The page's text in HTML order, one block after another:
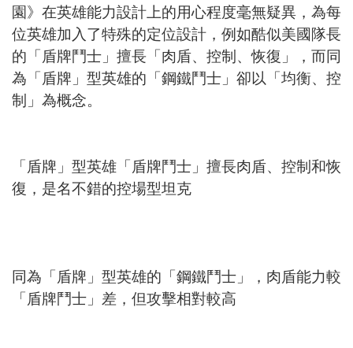
園》在英雄能力設計上的用心程度毫無疑異，為每
位英雄加入了特殊的定位設計，例如酷似美國隊長
的「盾牌鬥士」擅長「肉盾、控制、恢復」，而同
為「盾牌」型英雄的「鋼鐵鬥士」卻以「均衡、控
制」為概念。
「盾牌」型英雄「盾牌鬥士」擅長肉盾、控制和恢
復，是名不錯的控場型坦克
同為「盾牌」型英雄的「鋼鐵鬥士」，肉盾能力較
「盾牌鬥士」差，但攻擊相對較高